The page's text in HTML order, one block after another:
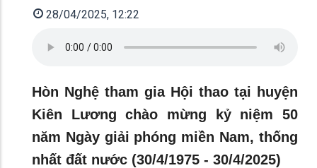
28/04/2025, 12:22
Hòn Nghệ tham gia Hội thao tại huyện
Kiên Lương chào mừng kỷ niệm 50
năm Ngày giải phóng miền Nam, thống
nhất đất nước (30/4/1975 - 30/4/2025)